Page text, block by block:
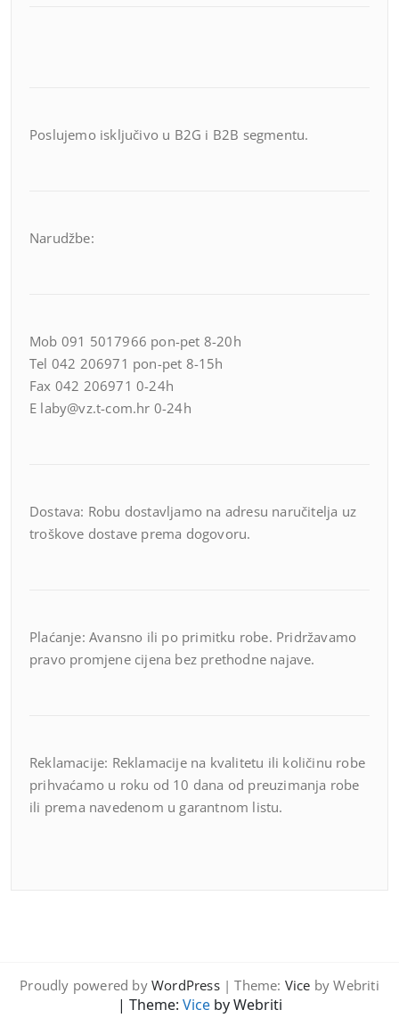
Poslujemo isključivo u B2G i B2B segmentu.
Narudžbe:
Mob 091 5017966 pon-pet 8-20h
Tel 042 206971 pon-pet 8-15h
Fax 042 206971 0-24h
E laby@vz.t-com.hr 0-24h
Dostava: Robu dostavljamo na adresu naručitelja uz
troškove dostave prema dogovoru.
Plaćanje: Avansno ili po primitku robe. Pridržavamo
pravo promjene cijena bez prethodne najave.
Reklamacije: Reklamacije na kvalitetu ili količinu robe
prihvaćamo u roku od 10 dana od preuzimanja robe
ili prema navedenom u garantnom listu.
Proudly powered by WordPress| Theme: Vice by Webriti
| Theme: Viceby Webriti